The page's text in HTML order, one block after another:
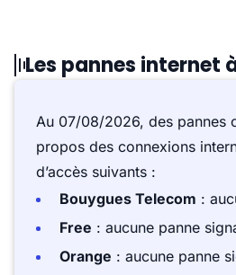
Les pannes internet
Au 07/08/2026, des pannes
propos des connexions
d’accès suivants :
Bouygues Telecom :
Free : aucune panne
Orange : aucune panne